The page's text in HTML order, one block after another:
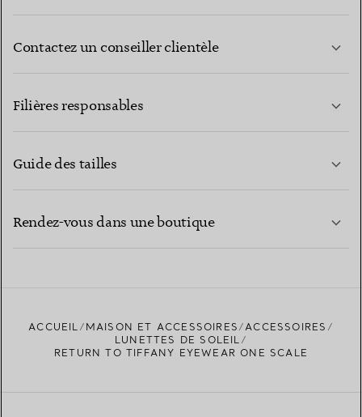
Contactez un conseiller clientèle
Filières responsables
Guide des tailles
Rendez-vous dans une boutique
TROUVEZ LA BOUTIQUE LA PLUS PROCHE
ACCUEIL MAISON ET ACCESSOIRES
ACCESSOIRES
LUNETTES DE SOLEIL
RETURN TO TIFFANY EYEWEAR ONE SCALE